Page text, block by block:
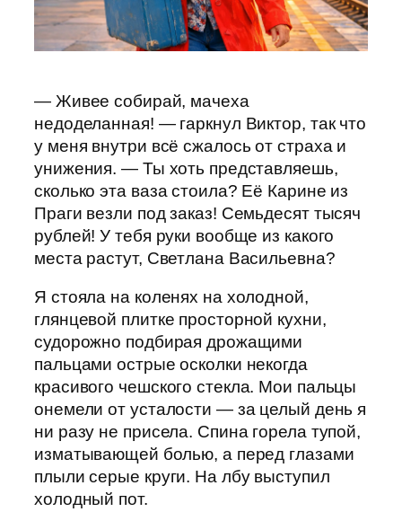
— Живее собирай, мачеха
недоделанная! — гаркнул Виктор, так что
у меня внутри всё сжалось от страха и
унижения. — Ты хоть представляешь,
сколько эта ваза стоила? Её Карине из
Праги везли под заказ! Семьдесят тысяч
рублей! У тебя руки вообще из какого
места растут, Светлана Васильевна?
Я стояла на коленях на холодной,
глянцевой плитке просторной кухни,
судорожно подбирая дрожащими
пальцами острые осколки некогда
красивого чешского стекла. Мои пальцы
онемели от усталости — за целый день я
ни разу не присела. Спина горела тупой,
изматывающей болью, а перед глазами
плыли серые круги. На лбу выступил
холодный пот.